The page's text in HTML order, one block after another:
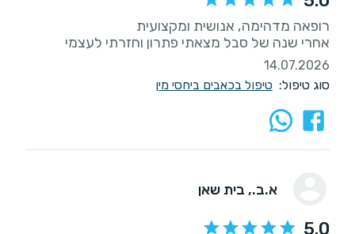
אחרי שנה של סבל מצאתי פתרון וחזרתי לעצמי
14.07.2026
סוג טיפול: טיפול בכאבים ביחסי מין
א.ב., בית שאן
5.0